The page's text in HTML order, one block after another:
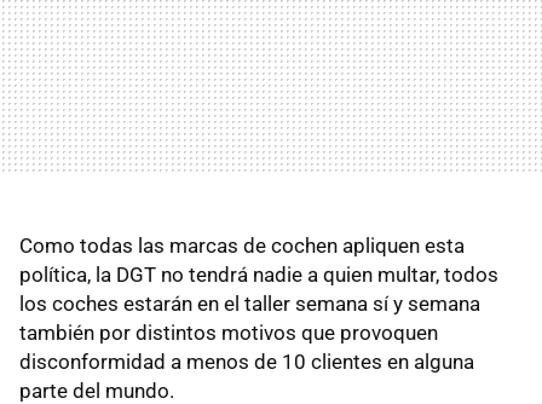
Como todas las marcas de cochen apliquen esta
política, la DGT no tendrá nadie a quien multar, todos
los coches estarán en el taller semana sí y semana
también por distintos motivos que provoquen
disconformidad a menos de 10 clientes en alguna
parte del mundo.